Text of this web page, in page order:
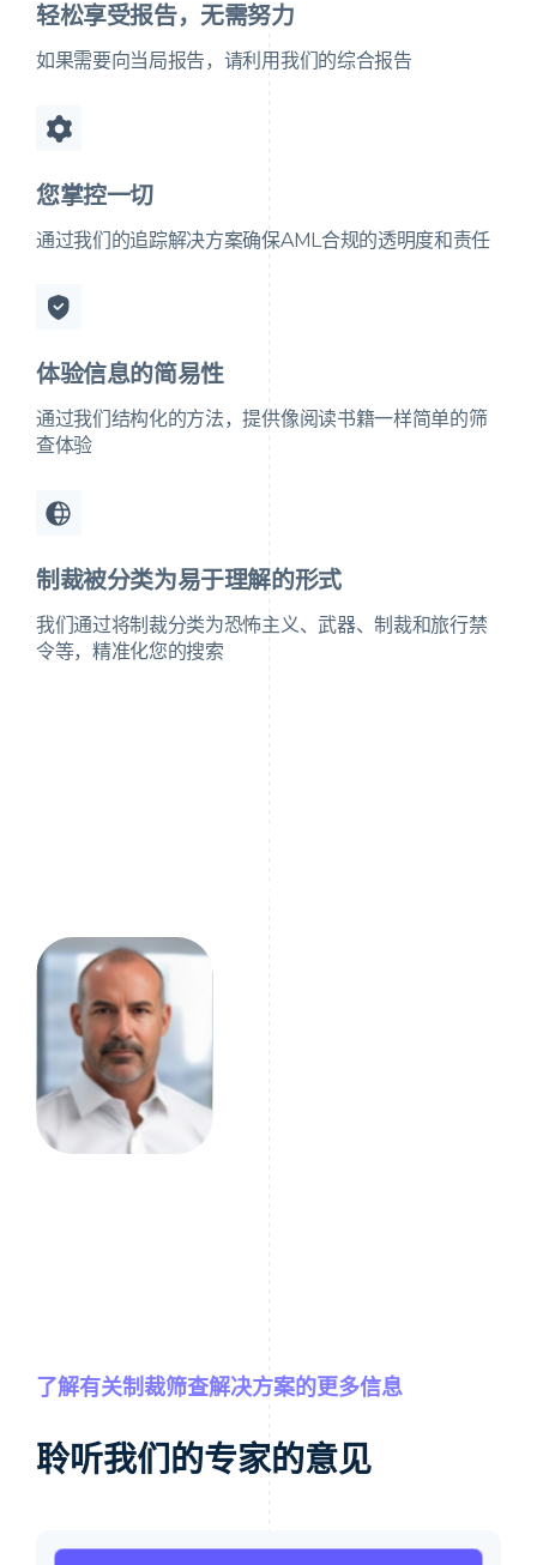
轻松享受报告，无需努力
如果需要向当局报告，请利用我们的综合报告
您掌控一切
通过我们的追踪解决方案确保AML合规的透明度和责任
体验信息的简易性
通过我们结构化的方法，提供像阅读书籍一样简单的筛
查体验
制裁被分类为易于理解的形式
我们通过将制裁分类为恐怖主义、武器、制裁和旅行禁
令等，精准化您的搜索
了解有关制裁筛查解决方案的更多信息
聆听我们的专家的意见